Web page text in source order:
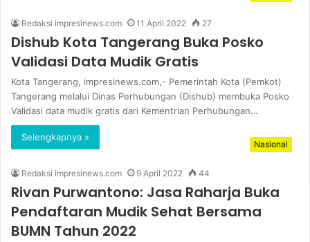
Redaksi impresinews.com 11 April 2022 27
Dishub Kota Tangerang Buka Posko
Validasi Data Mudik Gratis
Kota Tangerang, impresinews.com,- Pemerintah Kota (Pemkot)
Tangerang melalui Dinas Perhubungan (Dishub) membuka Posko
Validasi data mudik gratis dari Kementrian Perhubungan…
Selengkapnya »
Nasional
Redaksi impresinews.com 9 April 2022 44
Rivan Purwantono: Jasa Raharja Buka
Pendaftaran Mudik Sehat Bersama
BUMN Tahun 2022